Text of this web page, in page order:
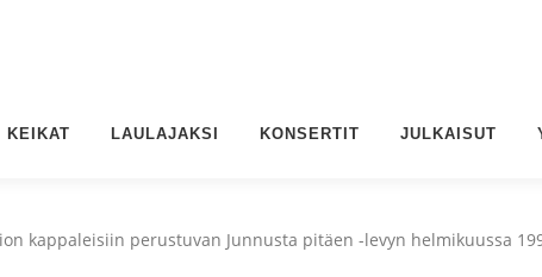
KEIKAT LAULAJAKSI KONSERTIT JULKAISUT
kappaleisiin perustuvan Junnusta pitäen -levyn helmikuussa